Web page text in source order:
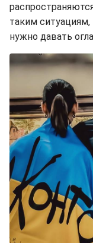
таким
нужно давать